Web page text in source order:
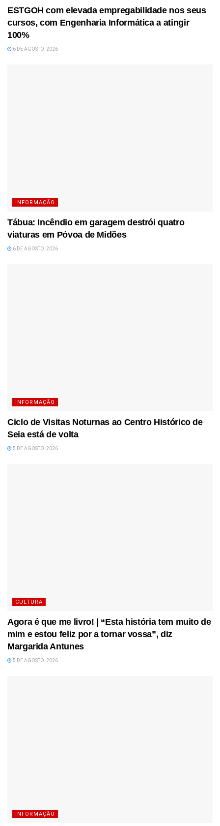
ESTGOH com elevada empregabilidade nos seus
cursos, com Engenharia Informática a atingir
100%
6 DE AGOSTO, 2026
INFORMAÇÃO
Tábua: Incêndio em garagem destrói quatro
viaturas em Póvoa de Midões
6 DE AGOSTO, 2026
INFORMAÇÃO
Ciclo de Visitas Noturnas ao Centro Histórico de
Seia está de volta
5 DE AGOSTO, 2026
CULTURA
Agora é que me livro! | “Esta história tem muito de
mim e estou feliz por a tornar vossa”, diz
Margarida Antunes
5 DE AGOSTO, 2026
INFORMAÇÃO